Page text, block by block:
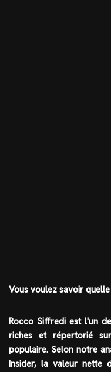
Vous voulez savoir
Rocco Siffredi est l'un
riches et répertorié
populaire. Selon notre
Insider, la valeur nette